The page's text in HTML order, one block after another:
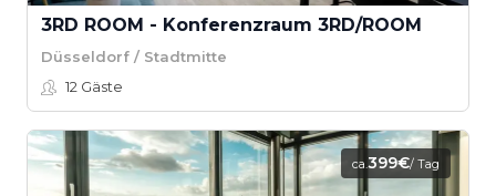
3RD ROOM - Konferenzraum 3RD/ROOM
Düsseldorf / Stadtmitte
12 Gäste
ca.399€/ Tag